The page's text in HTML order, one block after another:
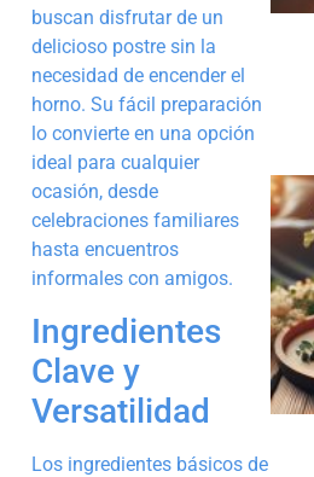
buscan disfrutar de un
delicioso postre sin la
necesidad de encender el
horno. Su fácil preparación
lo convierte en una opción
ideal para cualquier
ocasión, desde
celebraciones familiares
hasta encuentros
informales con amigos.
Ingredientes
Clave y
Versatilidad
Los ingredientes básicos de